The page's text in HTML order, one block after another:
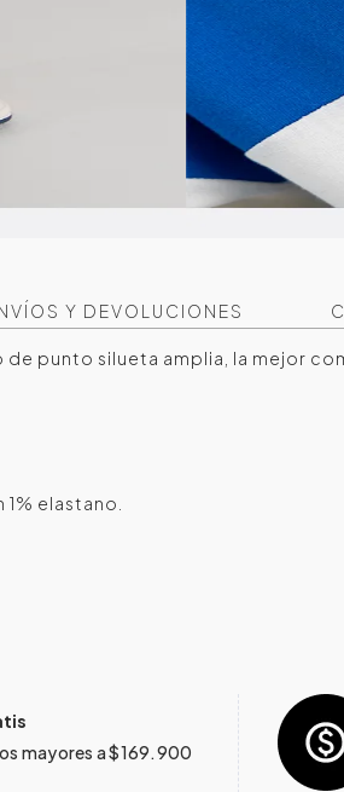
Y DEVOLUCIONES
punto silueta amplia, la mejor
elastano.
mayores a $169.900